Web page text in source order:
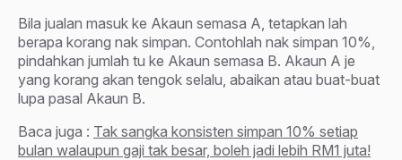
Bila jualan masuk ke Akaun semasa A, tetapkan lah
berapa korang nak simpan. Contohlah nak simpan 10%,
pindahkan jumlah tu ke Akaun semasa B. Akaun A je
yang korang akan tengok selalu, abaikan atau buat-buat
lupa pasal Akaun B.
Baca juga : Tak sangka konsisten simpan 10% setiap
bulan walaupun gaji tak besar, boleh jadi lebih RM1 juta!